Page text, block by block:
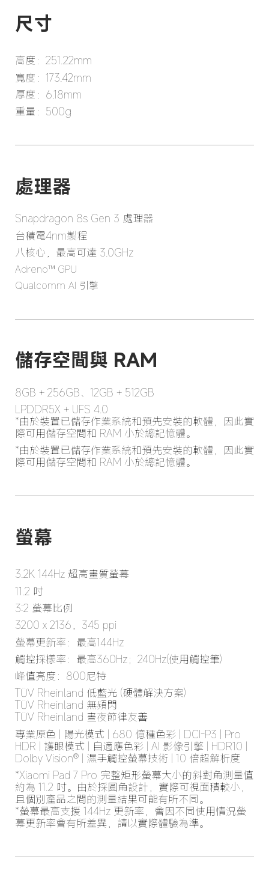
尺寸
高度：251.22mm
寬度：173.42mm
厚度：6.18mm
重量：500g
處理器
Snapdragon 8s Gen 3 處理器
台積電4nm製程
八核心，最高可達 3.0GHz
Adreno™ GPU
Qualcomm AI 引擎
8GB + 256GB、12GB + 512GB
LPDDR5X + UFS 4.0
*由於裝置已儲存作業系統和預先安裝的軟體，因此實
際可用儲存空間和 RAM 小於總記憶體。
*由於裝置已儲存作業系統和預先安裝的軟體，因此實
際可用儲存空間和 RAM 小於總記憶體。
3.2K 144Hz 超高畫質螢幕
11.2 吋
3:2 螢幕比例
3200 x 2136，345 ppi
螢幕更新率：最高144Hz
觸控採樣率：最高360Hz；240Hz(使用觸控筆)
峰值亮度：800尼特
TÜV Rheinland 低藍光 (硬體解決方案)
TÜV Rheinland 無頻閃
TÜV Rheinland 晝夜節律友善
專業原色 | 陽光模式 | 680 億種色彩 | DCI-P3 | Pro
HDR | 護眼模式 | 自適應色彩 | AI 影像引擎 | HDR10 |
Dolby Vision® | 濕手觸控螢幕技術 | 10 倍超解析度
*Xiaomi Pad 7 Pro 完整矩形螢幕大小的斜對角測量值
約為 11.2 吋。由於採圓角設計，實際可視面積較小，
且個別產品之間的測量結果可能有所不同。
*螢幕最高支援 144Hz 更新率，會因不同使用情況螢
幕更新率會有所差異，請以實際體驗為準。